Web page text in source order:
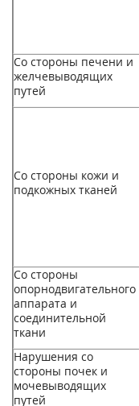
Со стороны печени и
желчевыводящих
путей
Со стороны кожи и
подкожных тканей
Со стороны
опорнодвигательного
аппарата и
соединительной
ткани
Нарушения со
стороны почек и
мочевыводящих
путей